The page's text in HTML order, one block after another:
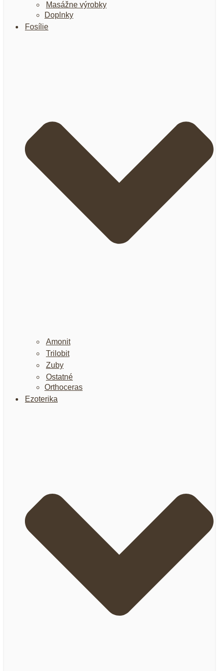
Masážne výrobky
Doplnky
Fosílie
Amonit
Trilobit
Zuby
Ostatné
Orthoceras
Ezoterika